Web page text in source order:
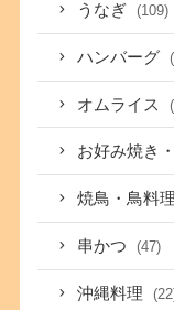
うなぎ (109)
ハンバーグ
オムライス
お好み焼き
焼鳥・鳥料理
串かつ (47)
沖縄料理